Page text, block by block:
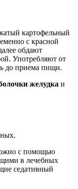
картофельный
с красной
обдают
Употребляют от
до приема пищи.
желудка и
с помощью
в лечебных
седативный